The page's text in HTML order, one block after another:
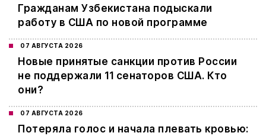
Гражданам Узбекистана подыскали
работу в США по новой программе
07 АВГУСТА 2026
Новые принятые санкции против России
не поддержали 11 сенаторов США. Кто
они?
07 АВГУСТА 2026
Потеряла голос и начала плевать кровью: